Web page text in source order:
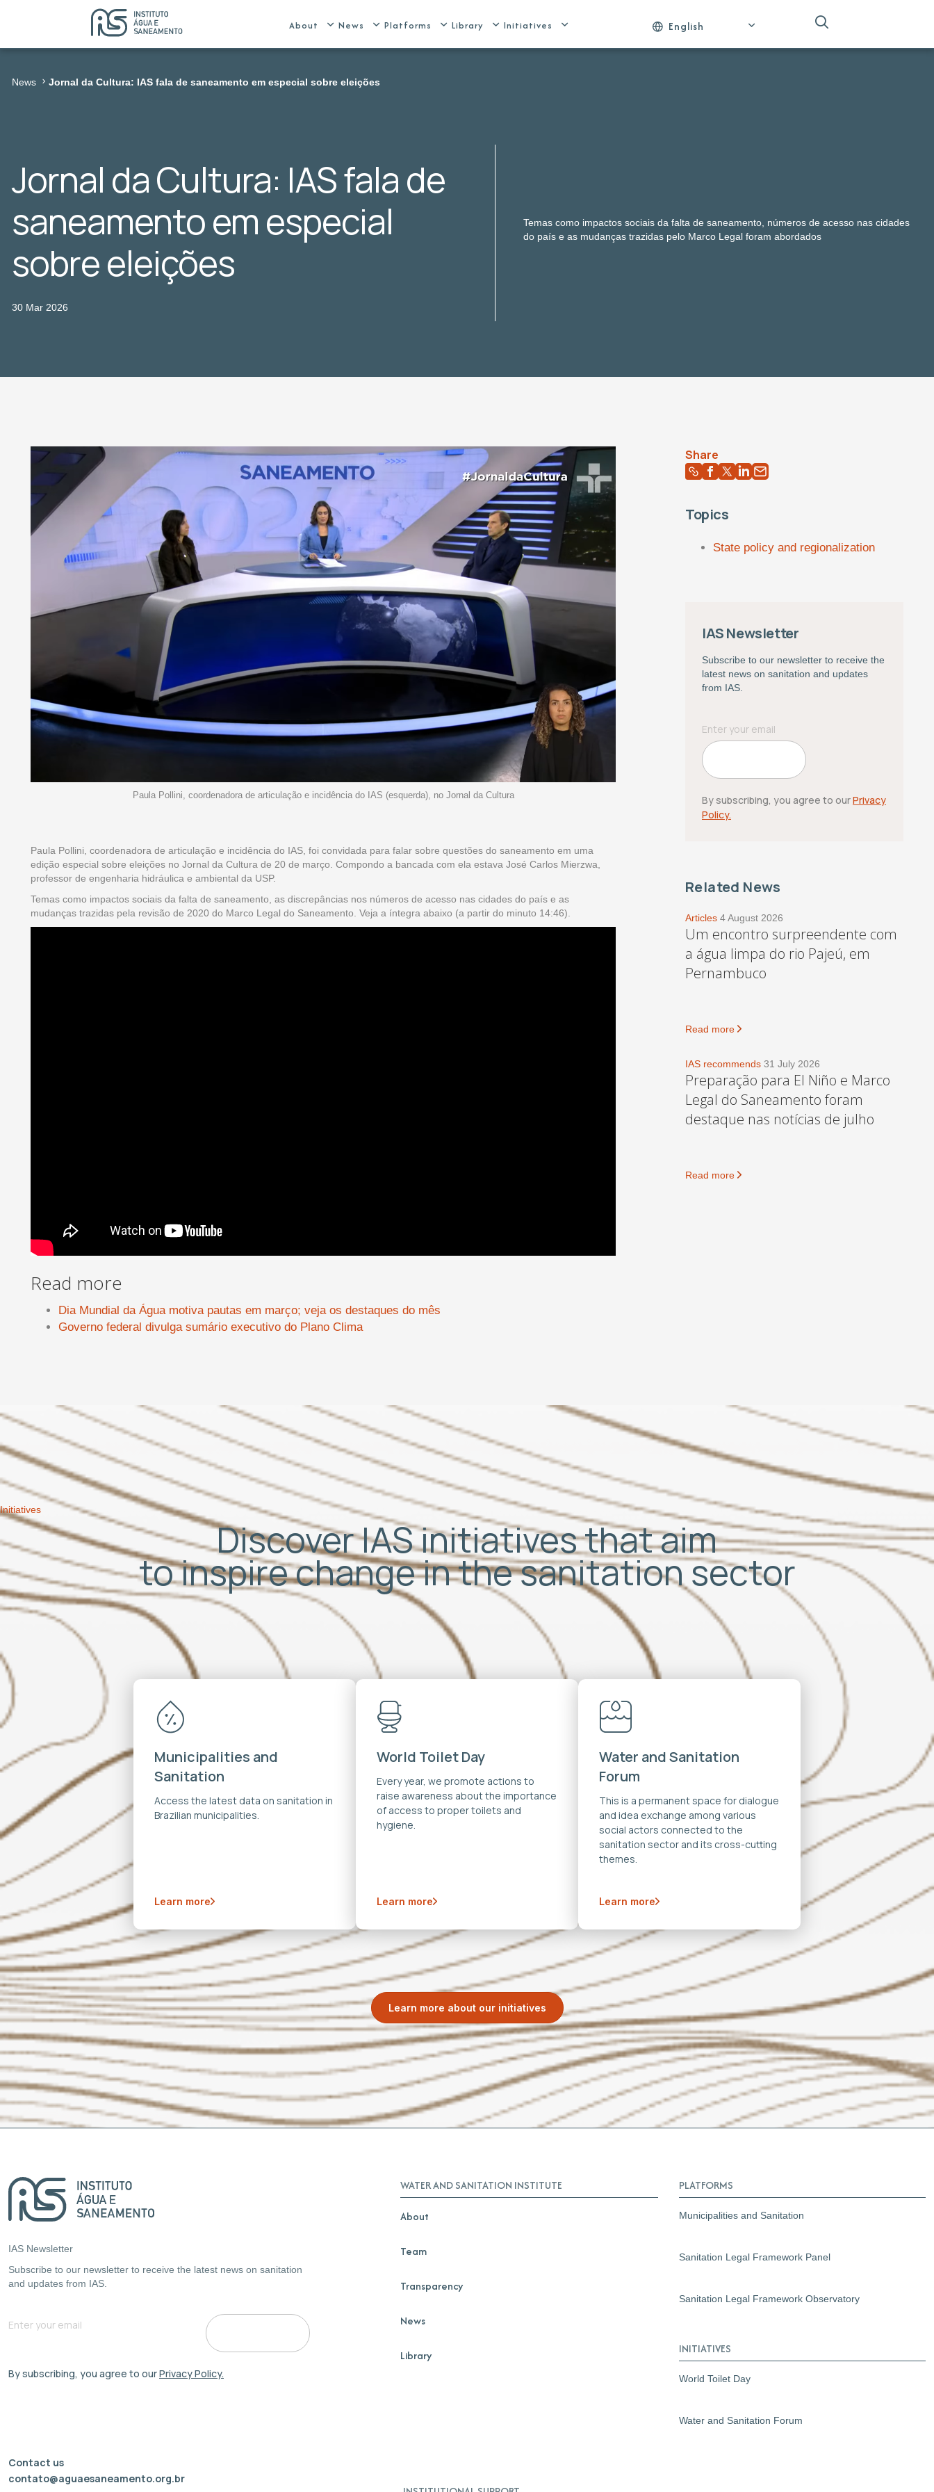
About News Platforms Library Initiatives English
News Jornal da Cultura: IAS fala de saneamento em especial sobre eleições
Jornal da Cultura: IAS fala de
saneamento em especial
sobre eleições
30 Mar 2026
Temas como impactos sociais da falta de saneamento, números de acesso nas cidades
do país e as mudanças trazidas pelo Marco Legal foram abordados
Paula Pollini, coordenadora de articulação e incidência do IAS (esquerda), no Jornal da Cultura
Paula Pollini, coordenadora de articulação e incidência do IAS, foi convidada para falar sobre questões do saneamento em uma
edição especial sobre eleições no Jornal da Cultura de 20 de março. Compondo a bancada com ela estava José Carlos Mierzwa,
professor de engenharia hidráulica e ambiental da USP.
Temas como impactos sociais da falta de saneamento, as discrepâncias nos números de acesso nas cidades do país e as
mudanças trazidas pela revisão de 2020 do Marco Legal do Saneamento. Veja a íntegra abaixo (a partir do minuto 14:46).
Read more
Dia Mundial da Água motiva pautas em março; veja os destaques do mês
Governo federal divulga sumário executivo do Plano Clima
Share
Topics
State policy and regionalization
IAS Newsletter
Subscribe to our newsletter to receive the
latest news on sanitation and updates
from IAS.
By subscribing, you agree to ourPrivacy
Policy.
Related News
Articles 4 August 2026
Um encontro surpreendente com
a água limpa do rio Pajeú, em
Pernambuco
Read more
IAS recommends 31 July 2026
Preparação para El Niño e Marco
Legal do Saneamento foram
destaque nas notícias de julho
Read more
Initiatives
Discover IAS initiatives that aim
to inspire change in the sanitation sector
Municipalities and
Sanitation
Access the latest data on sanitation in
Brazilian municipalities.
Learn more
World Toilet Day
Every year, we promote actions to
raise awareness about the importance
of access to proper toilets and
hygiene.
Learn more
Water and Sanitation
Forum
This is a permanent space for dialogue
and idea exchange among various
social actors connected to the
sanitation sector and its cross-cutting
themes.
Learn more
Learn more about our initiatives
IAS Newsletter
Subscribe to our newsletter to receive the latest news on sanitation
and updates from IAS.
By subscribing, you agree to ourPrivacy Policy.
WATER AND SANITATION INSTITUTE
About
Team
Transparency
News
Library
PLATFORMS
Municipalities and Sanitation
Sanitation Legal Framework Panel
Sanitation Legal Framework Observatory
INITIATIVES
World Toilet Day
Water and Sanitation Forum
Contact us
contato@aguaesaneamento.org.br